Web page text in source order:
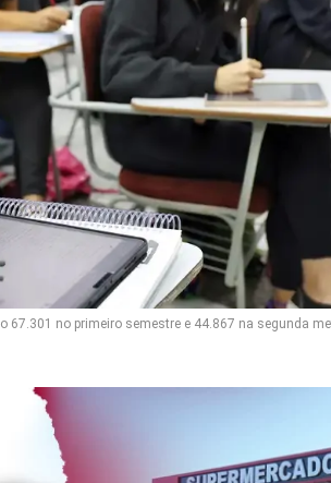
67.301 no primeiro semestre e 44.867 na segunda